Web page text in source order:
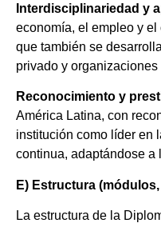
Interdisciplinariedad y
economía, el empleo y
que también se
privado y
Reconocimiento y
América Latina, con
institución como líder en
continua, adaptándose a
E) Estructura
La estructura de la